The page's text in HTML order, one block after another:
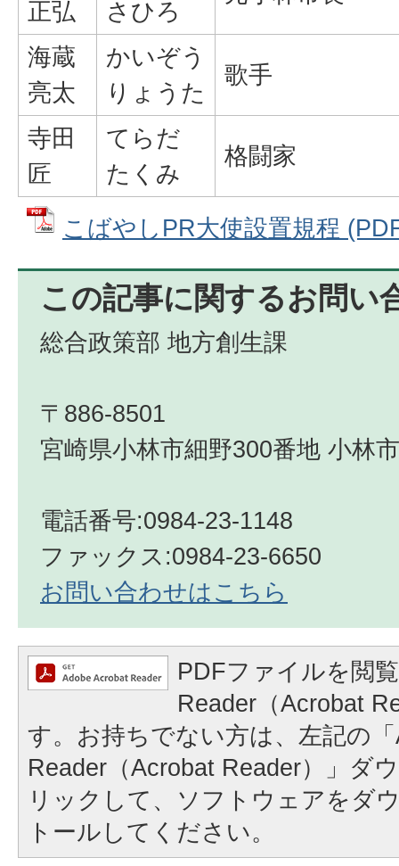
正弘 さひろ
海蔵
亮太
かいぞう
りょうた
歌手
寺田
匠
てらだ
たくみ
格闘家
こばやしPR大使設置規程
この記事に関するお問い
総合政策部 地方創生課
〒886-8501
宮崎県小林市細野300番地 小林
電話番号:0984-23-1148
ファックス:0984-23-6650
お問い合わせはこちら
PDFファイルを閲
Reader（Acrobat
す。お持ちでない方は、左記の
Reader（Acrobat Reader）」ダ
リックして、ソフトウェアをダ
トールしてください。